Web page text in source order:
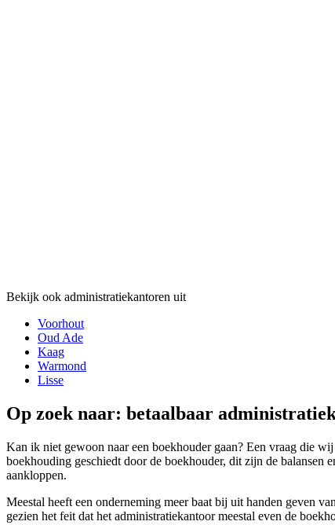
Bekijk ook administratiekantoren uit
Voorhout
Oud Ade
Kaag
Warmond
Lisse
Op zoek naar: betaalbaar
Kan ik niet gewoon naar een boekhouder gaan? Een vraag die
boekhouding geschiedt door de boekhouder, dit zijn de balansen
aankloppen.
Meestal heeft een onderneming meer baat bij uit handen geven
gezien het feit dat het administratiekantoor meestal even de